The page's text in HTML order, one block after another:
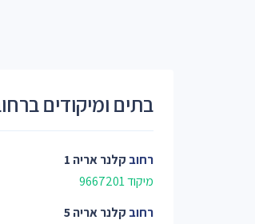
בתים ומיקודים
רחוב קלנר אריה 1
מיקוד 9667201
רחוב קלנר אריה 5